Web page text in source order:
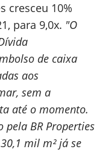
cresceu 10%
para 9,0x. "O
de caixa
aos
sem a
até o momento.
BR Properties
mil m² já se